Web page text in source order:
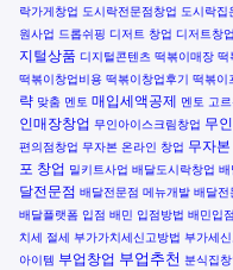
락가게창업 도시락전문점창업 도시락집
원사업 드롭쉬핑 디저트 창업 디저트창업
지털상품 디지털콘텐츠 떡볶이매장 떡
떡볶이창업비용 떡볶이창업후기 떡볶이
략 맞춤 멘토 매입세액공제 멘토 고
인매장창업 무인아이스크림창업 무
편의점창업 무자본 온라인 창업 무자
포 창업 밀키트사업 배달도시락창업
달전문점 배달전문점 메뉴개발 배달전
배달플랫폼 입점 배민 입점방법 배민입점
치세 절세 부가가치세신고방법 부가세
아이템 부업창업 부업추천 분식집